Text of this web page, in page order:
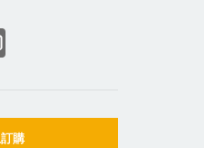
購